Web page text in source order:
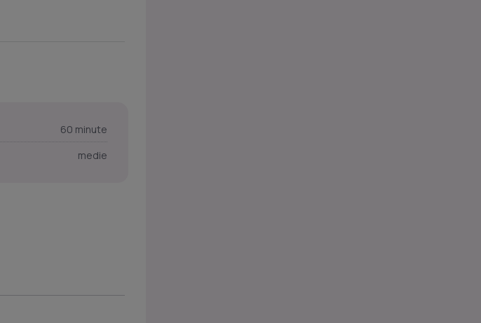
60 minute
medie